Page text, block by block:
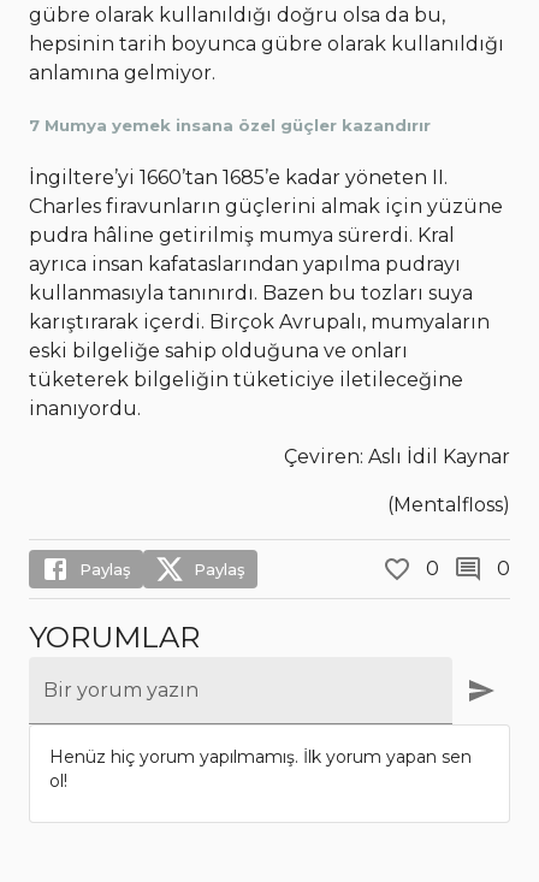
gübre olarak kullanıldığı doğru olsa da bu,
hepsinin tarih boyunca gübre olarak kullanıldığı
anlamına gelmiyor.
7 Mumya yemek insana özel güçler kazandırır
İngiltere’yi 1660’tan 1685’e kadar yöneten II.
Charles firavunların güçlerini almak için yüzüne
pudra hâline getirilmiş mumya sürerdi. Kral
ayrıca insan kafataslarından yapılma pudrayı
kullanmasıyla tanınırdı. Bazen bu tozları suya
karıştırarak içerdi. Birçok Avrupalı, mumyaların
eski bilgeliğe sahip olduğuna ve onları
tüketerek bilgeliğin tüketiciye iletileceğine
inanıyordu.
Çeviren: Aslı İdil Kaynar
(Mentalfloss)
Paylaş Paylaş 0 0
YORUMLAR
Bir yorum yazın
Henüz hiç yorum yapılmamış. İlk yorum yapan sen
ol!